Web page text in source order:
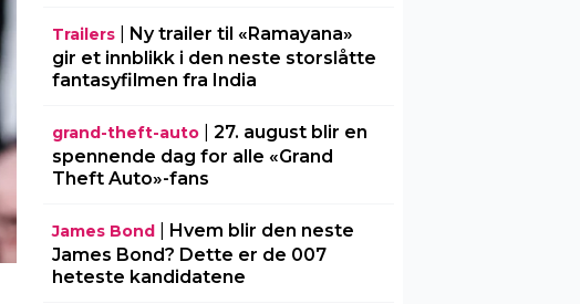
Trailers| Ny trailer til «Ramayana»
gir et innblikk i den neste storslåtte
fantasyfilmen fra India
grand-theft-auto| 27. august blir en
spennende dag for alle «Grand
Theft Auto»-fans
James Bond| Hvem blir den neste
James Bond? Dette er de 007
heteste kandidatene